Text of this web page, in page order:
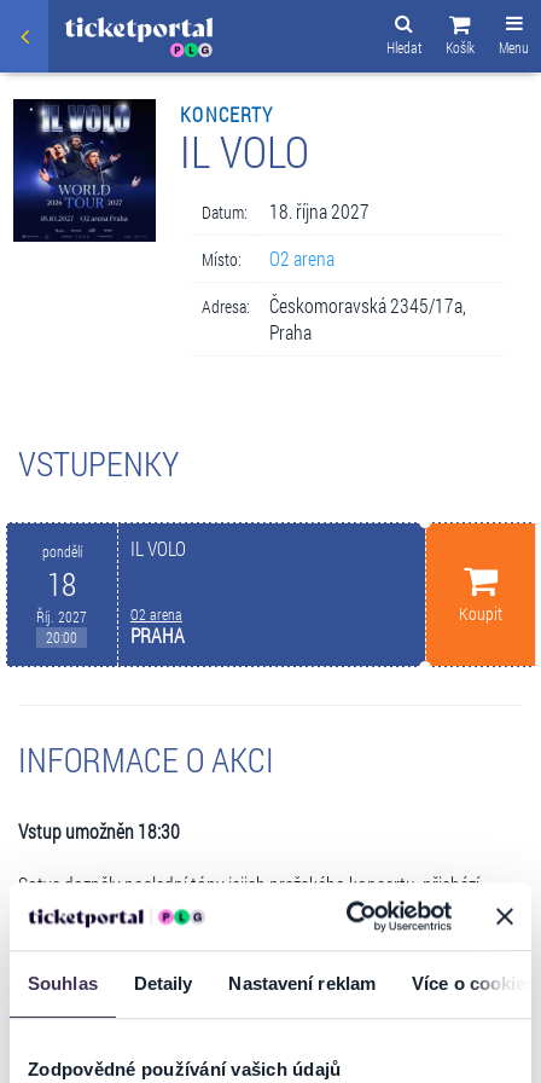
Souhlas Detaily Nastavení reklam Více o cookies
Zodpovědné používání vašich údajů
Menu
Košík
Hledat
KONCERTY
IL VOLO
Datum: 18. října 2027
Místo: O2 arena
Adresa:
Českomoravská 2345/17a,
Praha
VSTUPENKY
pondělí
18
Říj. 2027
20:00
IL VOLO
O2 arena
PRAHA
Koupit
INFORMACE O AKCI
Vstup umožněn 18:30
Sotva dozněly poslední tóny jejich pražského koncertu, přichází
skvělá zpráva pro všechny fanoušky:
se do Prahy vrátí už 18.
října 2027
Piero Barone, Ignazio Boschetto a Gianluca Ginoble
doprovodu Bohemian Symphony Orchestra Prague